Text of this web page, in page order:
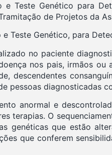
e Teste Genético para
de Projetos da
Teste Genético, para
no paciente
nos pais, irmãos
descendentes
pessoas diagnosticadas
anormal e
terapias. O
genéticas que estão
que conferem